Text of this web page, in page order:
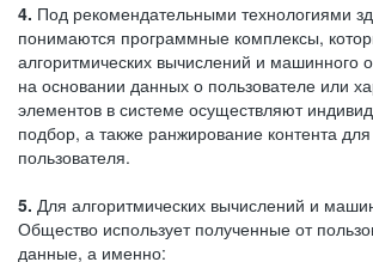
4. Под рекомендательными технологиями
понимаются программные комплексы,
алгоритмических вычислений и машинного
на основании данных о пользователе или
элементов в системе осуществляют
подбор, а также ранжирование контента
пользователя.
5. Для алгоритмических вычислений и
Общество использует полученные от
данные, а именно: